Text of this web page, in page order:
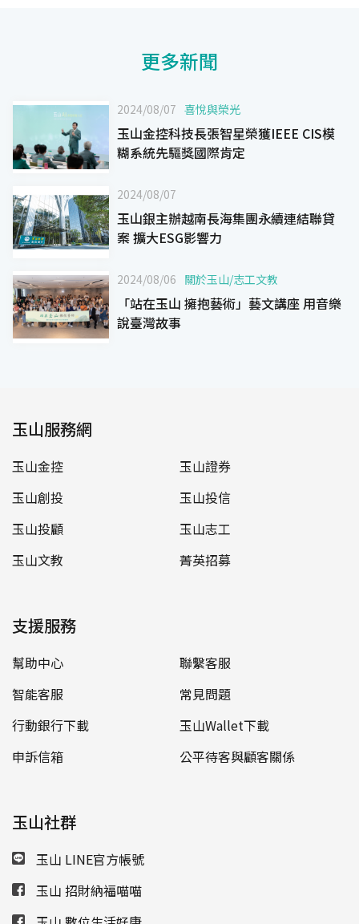
更多新聞
2024/08/07 喜悅與榮光
玉山金控科技長張智星榮獲IEEE CIS模
糊系統先驅獎國際肯定
2024/08/07
玉山銀主辦越南長海集團永續連結聯貸
案 擴大ESG影響力
2024/08/06 關於玉山/志工文教
「站在玉山 擁抱藝術」藝文講座 用音樂
說臺灣故事
玉山服務網
玉山金控
玉山證券
玉山創投
玉山投信
玉山投顧
玉山志工
玉山文教
菁英招募
支援服務
幫助中心
聯繫客服
智能客服
常見問題
行動銀行下載
玉山Wallet下載
申訴信箱
公平待客與顧客關係
玉山社群
玉山 LINE官方帳號
玉山 招財納福喵喵